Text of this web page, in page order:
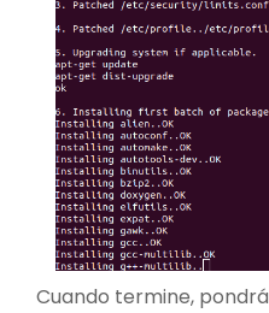
Cuando termine, pondrá